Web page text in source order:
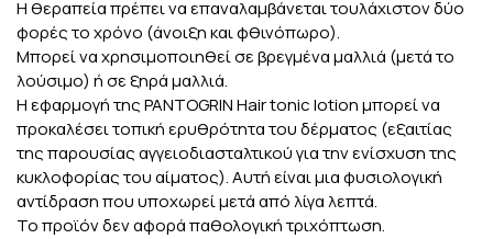
Η θεραπεία πρέπει να επαναλαμβάνεται τουλάχιστον δύο
φορές το χρόνο (άνοιξη και φθινόπωρο).
Μπορεί να χρησιμοποιηθεί σε βρεγμένα μαλλιά (μετά το
λούσιμο) ή σε ξηρά μαλλιά.
Η εφαρμογή της PANTOGRIN Hair tonic lotion μπορεί να
προκαλέσει τοπική ερυθρότητα του δέρματος (εξαιτίας
της παρουσίας αγγειοδιασταλτικoύ για την ενίσχυση της
κυκλοφορίας του αίματος). Αυτή είναι μια φυσιολογική
αντίδραση που υποχωρεί μετά από λίγα λεπτά.
Το προϊόν δεν αφορά παθολογική τριχόπτωση.